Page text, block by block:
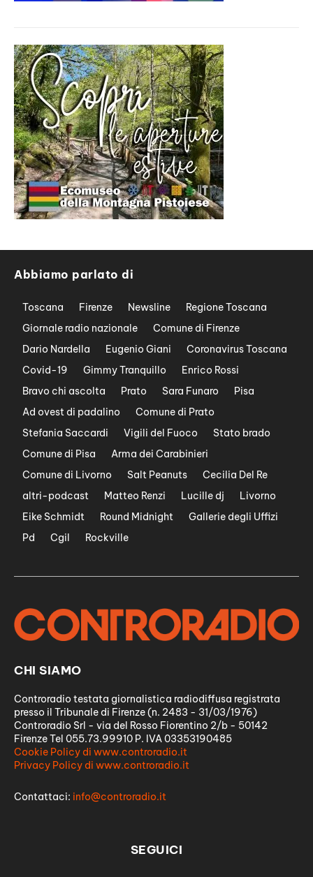
Abbiamo parlato di
Toscana Firenze Newsline
Regione Toscana
Giornale radio nazionale
Comune di Firenze
Dario Nardella
Eugenio Giani
Coronavirus Toscana
Covid-19
Gimmy Tranquillo
Enrico Rossi
Bravo chi ascolta
Prato Sara Funaro
Pisa
Ad ovest di padalino
Comune di Prato
Stefania Saccardi
Vigili del Fuoco
Stato brado
Comune di Pisa
Arma dei Carabinieri
Comune di Livorno
Salt Peanuts
Cecilia Del Re
altri-podcast
Matteo Renzi Lucille dj
Livorno
Eike Schmidt
Round Midnight
Gallerie degli Uffizi
Pd
Cgil Rockville
CHI SIAMO
Controradio testata giornalistica radiodiffusa registrata
presso il Tribunale di Firenze (n. 2483 - 31/03/1976)
Controradio Srl - via del Rosso Fiorentino 2/b - 50142
Firenze Tel 055.73.99910 P. IVA 03353190485
Cookie Policy di www.controradio.it
Privacy Policy di www.controradio.it
Contattaci: info@controradio.it
SEGUICI